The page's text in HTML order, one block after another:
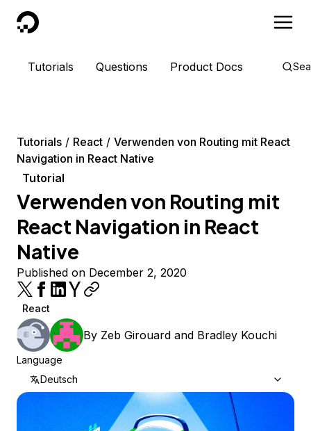
DigitalOcean
Tutorials Questions Product Docs
Tutorials React
Verwenden von Routing mit React
Navigation in React Native
Tutorial
Verwenden von Routing mit
React Navigation in React
Native
Published on December 2, 2020
React
By Zeb Girouard and Bradley Kouchi
Language
Deutsch